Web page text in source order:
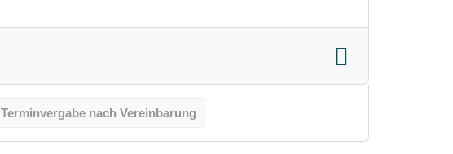
Terminvergabe nach Vereinbarung